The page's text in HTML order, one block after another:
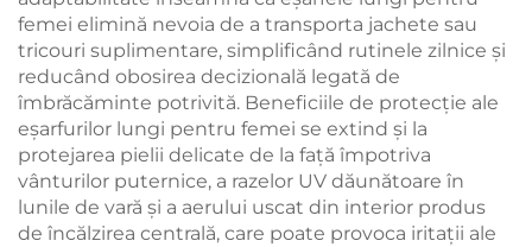
femei elimină nevoia de a transporta jachete sau
tricouri suplimentare, simplificând rutinele zilnice și
reducând obosirea decizională legată de
îmbrăcăminte potrivită. Beneficiile de protecție ale
eşarfurilor lungi pentru femei se extind și la
protejarea pielii delicate de la față împotriva
vânturilor puternice, a razelor UV dăunătoare în
lunile de vară și a aerului uscat din interior produs
de încălzirea centrală, care poate provoca iritații ale